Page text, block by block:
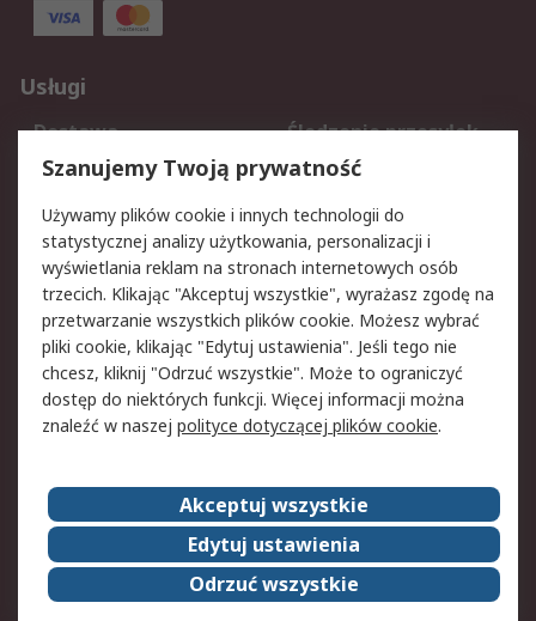
Usługi
Dostawa
Śledzenie przesyłek
Reklamacje i zwroty
Rejestracja
Aspekty prawne
Bezpieczeństwo e-
maila
Polityka dotycząca
plików cookie
Polityka prywatności
Użytkowanie witryny
Zastrzeżenia prawne
Warunki Sprzedaży
Kontakt
O firmie RS
RS na świecie
Kariera
Nagrody dla RS
ESG
Szanujemy Twoją prywatność
Używamy plików cookie i innych technologii do
statystycznej analizy użytkowania, personalizacji i
wyświetlania reklam na stronach internetowych osób
trzecich. Klikając "Akceptuj wszystkie", wyrażasz zgodę na
przetwarzanie wszystkich plików cookie. Możesz wybrać
pliki cookie, klikając "Edytuj ustawienia". Jeśli tego nie
chcesz, kliknij "Odrzuć wszystkie". Może to ograniczyć
dostęp do niektórych funkcji. Więcej informacji można
znaleźć w naszej polityce dotyczącej plików cookie.
Akceptuj wszystkie
Edytuj ustawienia
Odrzuć wszystkie